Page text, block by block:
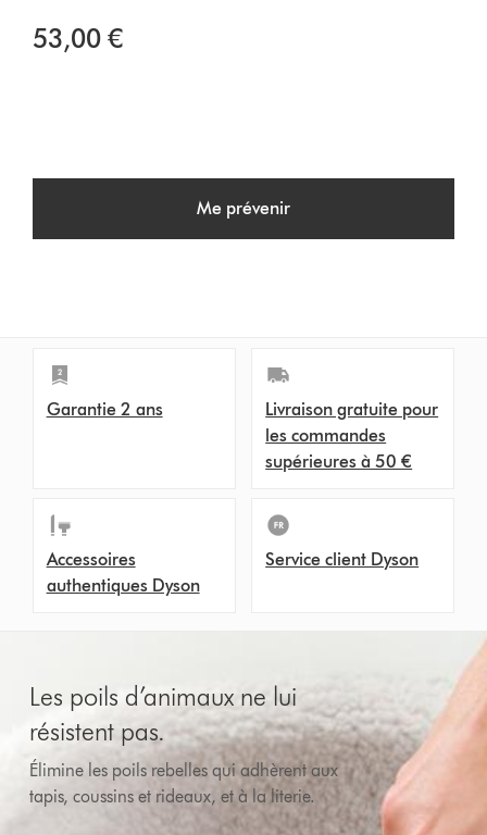
53,00 €
Me prévenir
Garantie 2 ans
Livraison gratuite pour
les commandes
supérieures à 50 €
Accessoires
authentiques Dyson
Service client Dyson
Les poils d’animaux ne lui
résistent pas.
Élimine les poils rebelles qui adhèrent aux
tapis, coussins et rideaux, et à la literie.